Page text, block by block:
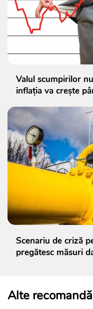
Valul scumpirilor
inflația va crește
Scenariu de criză
pregătesc măsuri
Alte